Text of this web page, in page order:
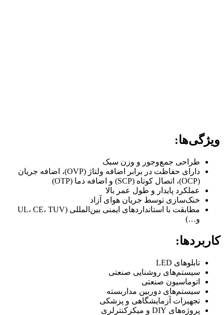
ویژگی‌ها:
طراحی جمع‌وجور و وزن سبک
دارای حفاظت در برابر اضافه ولتاژ (OVP)، اضافه جریان
(OCP)، اتصال کوتاه (SCP) و اضافه دما (OTP)
عملکرد پایدار و طول عمر بالا
خنک‌سازی توسط جریان هوای آزاد
مطابقت با استانداردهای ایمنی بین‌المللی (UL، CE، TUV
و…)
کاربردها:
تابلوهای LED
سیستم‌های روشنایی صنعتی
اتوماسیون صنعتی
سیستم‌های دوربین مداربسته
تجهیزات آزمایشگاهی و پزشکی
پروژه‌های DIY و میکرکنترلری